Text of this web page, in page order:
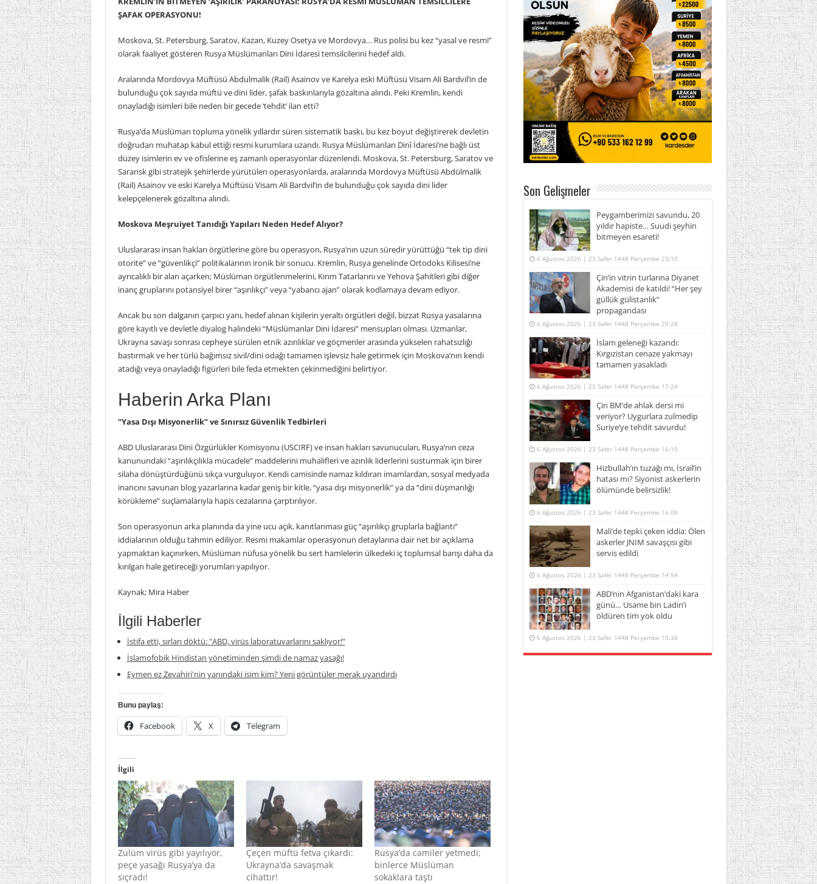
ŞAFAK OPERASYONU!
Moskova, St. Petersburg, Saratov, Kazan, Kuzey Osetya ve Mordovya… Rus polisi bu kez “yasal ve resmi”
olarak faaliyet gösteren Rusya Müslümanları Dini İdaresi temsilcilerini hedef aldı.
Aralarında Mordovya Müftüsü Abdulmalik (Rail) Asainov ve Karelya eski Müftüsü Visam Ali Bardvil’in de
bulunduğu çok sayıda müftü ve dini lider, şafak baskınlarıyla gözaltına alındı. Peki Kremlin, kendi
onayladığı isimleri bile neden bir gecede ‘tehdit’ ilan etti?
Rusya’da Müslüman topluma yönelik yıllardır süren sistematik baskı, bu kez boyut değiştirerek devletin
doğrudan muhatap kabul ettiği resmi kurumlara uzandı. Rusya Müslümanları Dinî İdaresi’ne bağlı üst
düzey isimlerin ev ve ofislerine eş zamanlı operasyonlar düzenlendi. Moskova, St. Petersburg, Saratov ve
Saransk gibi stratejik şehirlerde yürütülen operasyonlarda, aralarında Mordovya Müftüsü Abdülmalik
(Rail) Asainov ve eski Karelya Müftüsü Visam Ali Bardvil’in de bulunduğu çok sayıda dini lider
kelepçelenerek gözaltına alındı.
Moskova Meşruiyet Tanıdığı Yapıları Neden Hedef Alıyor?
Uluslararası insan hakları örgütlerine göre bu operasyon, Rusya’nın uzun süredir yürüttüğü “tek tip dini
otorite” ve “güvenlikçi” politikalarının ironik bir sonucu. Kremlin, Rusya genelinde Ortodoks Kilisesi’ne
ayrıcalıklı bir alan açarken; Müslüman örgütlenmelerini, Kırım Tatarlarını ve Yehova Şahitleri gibi diğer
inanç gruplarını potansiyel birer “aşırılıkçı” veya “yabancı ajan” olarak kodlamaya devam ediyor.
Ancak bu son dalganın çarpıcı yanı, hedef alınan kişilerin yeraltı örgütleri değil, bizzat Rusya yasalarına
göre kayıtlı ve devletle diyalog halindeki “Müslümanlar Dini İdaresi” mensupları olması. Uzmanlar,
Ukrayna savaşı sonrası cepheye sürülen etnik azınlıklar ve göçmenler arasında yükselen rahatsızlığı
bastırmak ve her türlü bağımsız sivil/dini odağı tamamen işlevsiz hale getirmek için Moskova’nın kendi
atadığı veya onayladığı figürleri bile feda etmekten çekinmediğini belirtiyor.
Haberin Arka Planı
“Yasa Dışı Misyonerlik” ve Sınırsız Güvenlik Tedbirleri
ABD Uluslararası Dini Özgürlükler Komisyonu (USCIRF) ve insan hakları savunucuları, Rusya’nın ceza
kanunundaki “aşırılıkçılıkla mücadele” maddelerini muhalifleri ve azınlık liderlerini susturmak için birer
silaha dönüştürdüğünü sıkça vurguluyor. Kendi camisinde namaz kıldıran imamlardan, sosyal medyada
inancını savunan blog yazarlarına kadar geniş bir kitle, “yasa dışı misyonerlik” ya da “dini düşmanlığı
körükleme” suçlamalarıyla hapis cezalarına çarptırılıyor.
Son operasyonun arka planında da yine ucu açık, kanıtlanması güç “aşırılıkçı gruplarla bağlantı”
iddialarının olduğu tahmin ediliyor. Resmi makamlar operasyonun detaylarına dair net bir açıklama
yapmaktan kaçınırken, Müslüman nüfusa yönelik bu sert hamlelerin ülkedeki iç toplumsal barışı daha da
kırılgan hale getireceği yorumları yapılıyor.
Kaynak; Mira Haber
İlgili Haberler
İstifa etti, sırları döktü: "ABD, virüs laboratuvarlarını saklıyor!"
İslamofobik Hindistan yönetiminden şimdi de namaz yasağı!
Eymen ez Zevahiri'nin yanındaki isim kim? Yeni görüntüler merak uyandırdı
Bunu paylaş:
Facebook X Telegram
İlgili
Zulüm virüs gibi yayılıyor,
peçe yasağı Rusya’ya da
sıçradı!
Çeçen müftü fetva çıkardı:
Ukrayna’da savaşmak
cihattır!
Rusya’da camiler yetmedi;
binlerce Müslüman
sokaklara taştı
Son Gelişmeler
Peygamberimizi savundu, 20
yıldır hapiste… Suudi şeyhin
bitmeyen esareti!
6 Ağustos 2026 | 23 Safer 1448 Perşembe 23:10
Çin’in vitrin turlarına Diyanet
Akademisi de katıldı! “Her şey
güllük gülistanlık”
propagandası
6 Ağustos 2026 | 23 Safer 1448 Perşembe 20:28
İslam geleneği kazandı:
Kırgızistan cenaze yakmayı
tamamen yasakladı
6 Ağustos 2026 | 23 Safer 1448 Perşembe 17:24
Çin BM’de ahlak dersi mi
veriyor? Uygurlara zulmedip
Suriye’ye tehdit savurdu!
6 Ağustos 2026 | 23 Safer 1448 Perşembe 16:10
Hizbullah’ın tuzağı mı, İsrail’in
hatası mı? Siyonist askerlerin
ölümünde belirsizlik!
6 Ağustos 2026 | 23 Safer 1448 Perşembe 16:08
Mali’de tepki çeken iddia: Ölen
askerler JNIM savaşçısı gibi
servis edildi
6 Ağustos 2026 | 23 Safer 1448 Perşembe 14:54
ABD’nin Afganistan’daki kara
günü… Usame bin Ladin’i
öldüren tim yok oldu
6 Ağustos 2026 | 23 Safer 1448 Perşembe 10:38